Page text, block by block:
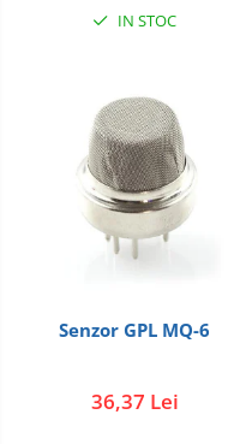
IN STOC
Senzor GPL MQ-6
36,37 Lei